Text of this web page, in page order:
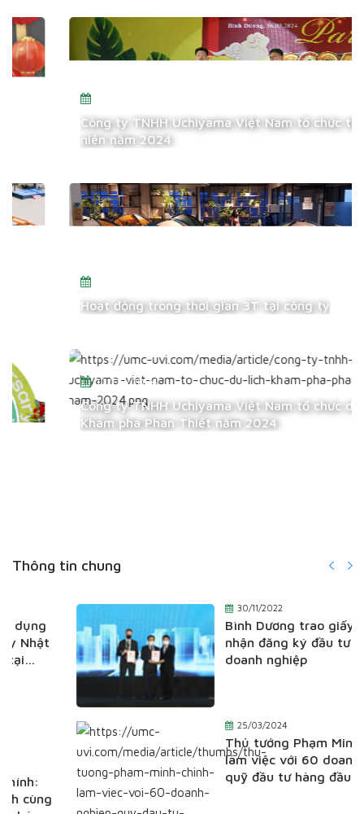
23/03/2024
Công ty TNHH Uchiyama Việt Nam tổ chức tiệc tân
niên năm 2024
25/11/2022
Hoạt động trong thời gian 3T tại công ty
17/05/2024
Công ty TNHH Uchiyama Việt Nam tổ chức du lịch
Khám phá Phan Thiết năm 2024
Thông tin chung
30/11/2022
Bình Dương trao giấy chứng
nhận đăng ký đầu tư cho các
doanh nghiệp
Thủ tướng Phạm Minh Chính
làm việc với 60 doanh nghiệp,
quỹ đầu tư hàng đầu của Mỹ